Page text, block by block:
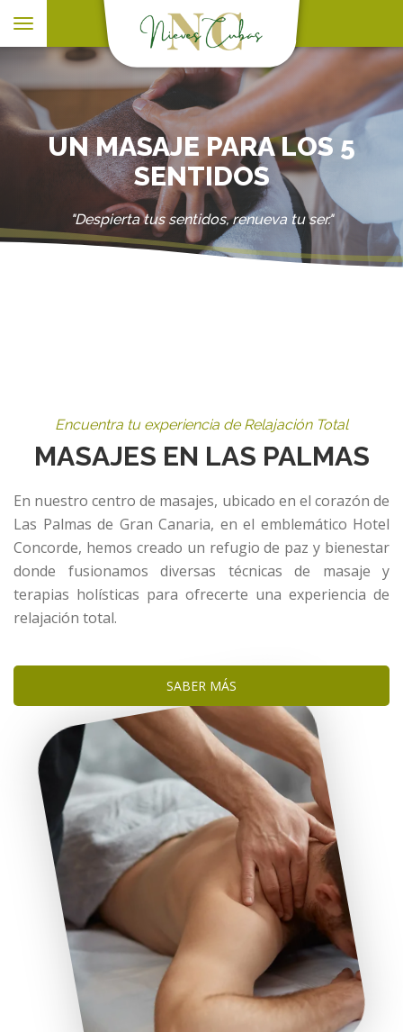
Toggle
navigation
UN MASAJE PARA LOS 5
SENTIDOS
"Despierta tus sentidos, renueva tu ser."
Encuentra tu experiencia de Relajación Total
MASAJES EN LAS PALMAS
En nuestro centro de masajes, ubicado en el corazón de
Las Palmas de Gran Canaria, en el emblemático Hotel
Concorde, hemos creado un refugio de paz y bienestar
donde fusionamos diversas técnicas de masaje y
terapias holísticas para ofrecerte una experiencia de
relajación total.
SABER MÁS